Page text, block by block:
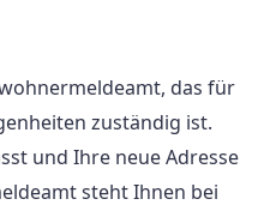
das für
zuständig ist.
und Ihre neue Adresse
steht Ihnen bei